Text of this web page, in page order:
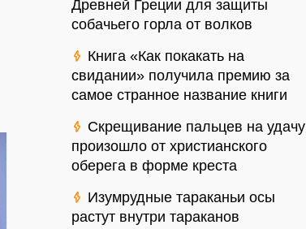
Древней Греции для защиты
собачьего горла от волков
Книга «Как покакать на
свидании» получила премию за
самое странное название книги
Скрещивание пальцев на удачу
произошло от христианского
оберега в форме креста
Изумрудные тараканьи осы
растут внутри тараканов